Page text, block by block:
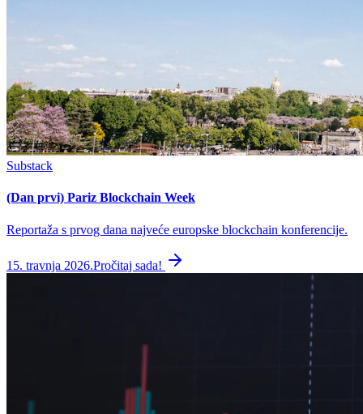
Substack
(Dan prvi) Pariz Blockchain Week
Reportaža s prvog dana najveće europske blockchain konferencije.
15. travnja 2026.Pročitaj sada!